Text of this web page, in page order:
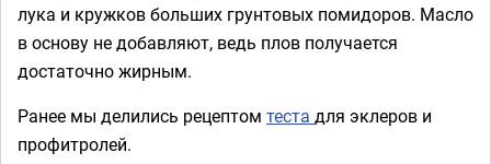
лука и кружков больших грунтовых помидоров. Масло
в основу не добавляют, ведь плов получается
достаточно жирным.
Ранее мы делились рецептом теста для эклеров и
профитролей.